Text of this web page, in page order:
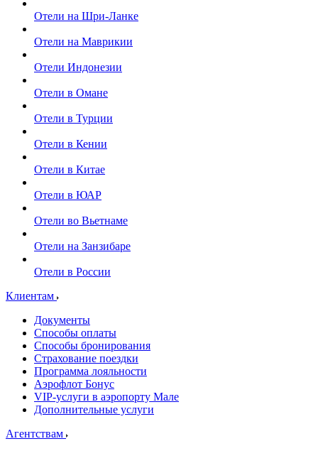
Отели на Шри-Ланке
Отели на Маврикии
Отели Индонезии
Отели в Омане
Отели в Турции
Отели в Кении
Отели в Китае
Отели в ЮАР
Отели во Вьетнаме
Отели на Занзибаре
Отели в России
Клиентам
Документы
Способы оплаты
Способы бронирования
Страхование поездки
Программа лояльности
Аэрофлот Бонус
VIP-услуги в аэропорту Мале
Дополнительные услуги
Агентствам